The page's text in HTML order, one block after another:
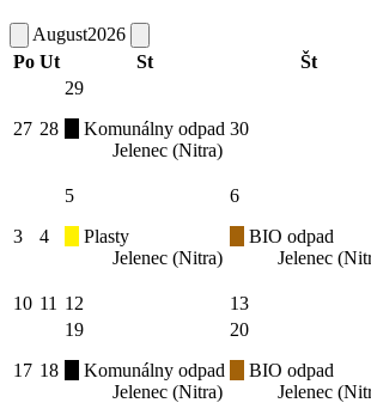
August2026
Po Ut St Št
27 28
29
Komunálny odpad
Jelenec (Nitra)
30
3 4
5
Plasty
Jelenec (Nitra)
6
BIO odpad
Jelenec
10 11 12 13
17 18
19
Komunálny odpad
Jelenec (Nitra)
20
BIO odpad
Jelenec